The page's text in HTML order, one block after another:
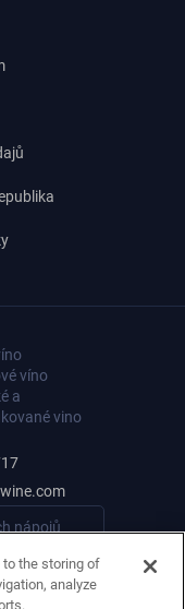
víno
a
vino
nápojů
to the storing of
analyze